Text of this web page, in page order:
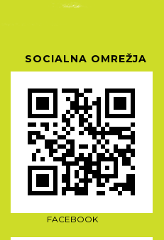
SOCIALNA OMREŽJA
FACEBOOK